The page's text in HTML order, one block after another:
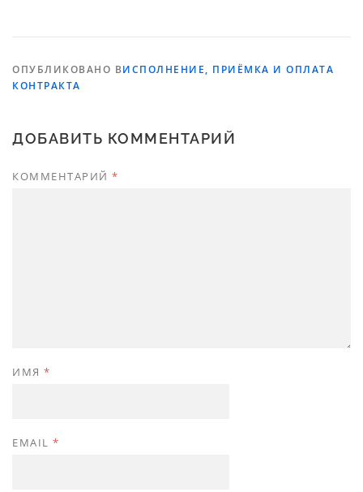
ОПУБЛИКОВАНО ВИСПОЛНЕНИЕ, ПРИЁМКА И ОПЛАТА
КОНТРАКТА
ДОБАВИТЬ КОММЕНТАРИЙ
КОММЕНТАРИЙ *
ИМЯ *
EMAIL *